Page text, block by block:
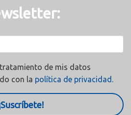
de mis datos
con la política de privacidad.